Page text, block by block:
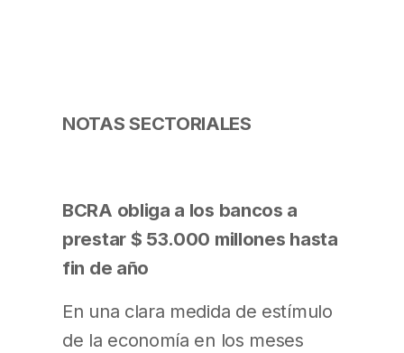
NOTAS SECTORIALES
BCRA obliga a los bancos a
prestar $ 53.000 millones hasta
fin de año
En una clara medida de estímulo
de la economía en los meses